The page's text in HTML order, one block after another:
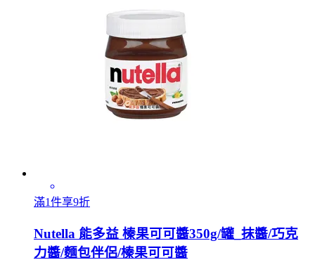
滿1件享9折
Nutella 能多益 榛果可可醬350g/罐_抹醬/巧克
力醬/麵包伴侶/榛果可可醬